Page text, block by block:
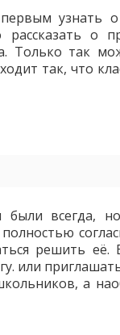
узнать
рассказать о
Только так
так, что
всегда,
решить её.
или
а